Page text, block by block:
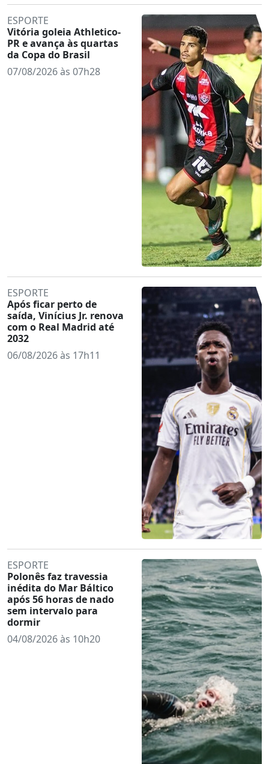
ESPORTE
Vitória goleia Athletico-
PR e avança às quartas
da Copa do Brasil
07/08/2026 às 07h28
ESPORTE
Após ficar perto de
saída, Vinícius Jr. renova
com o Real Madrid até
2032
06/08/2026 às 17h11
ESPORTE
Polonês faz travessia
inédita do Mar Báltico
após 56 horas de nado
sem intervalo para
dormir
04/08/2026 às 10h20